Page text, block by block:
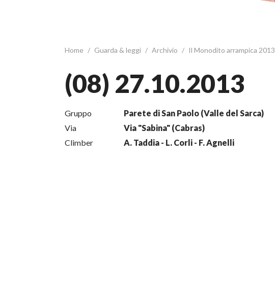
Home / Guarda & leggi / Archivio / Il Monodito arrampica 2013
(08) 27.10.2013
Gruppo
Parete di San Paolo (Valle del Sarca)
Via
Via "Sabina" (Cabras)
Climber
A. Taddia - L. Corli - F. Agnelli